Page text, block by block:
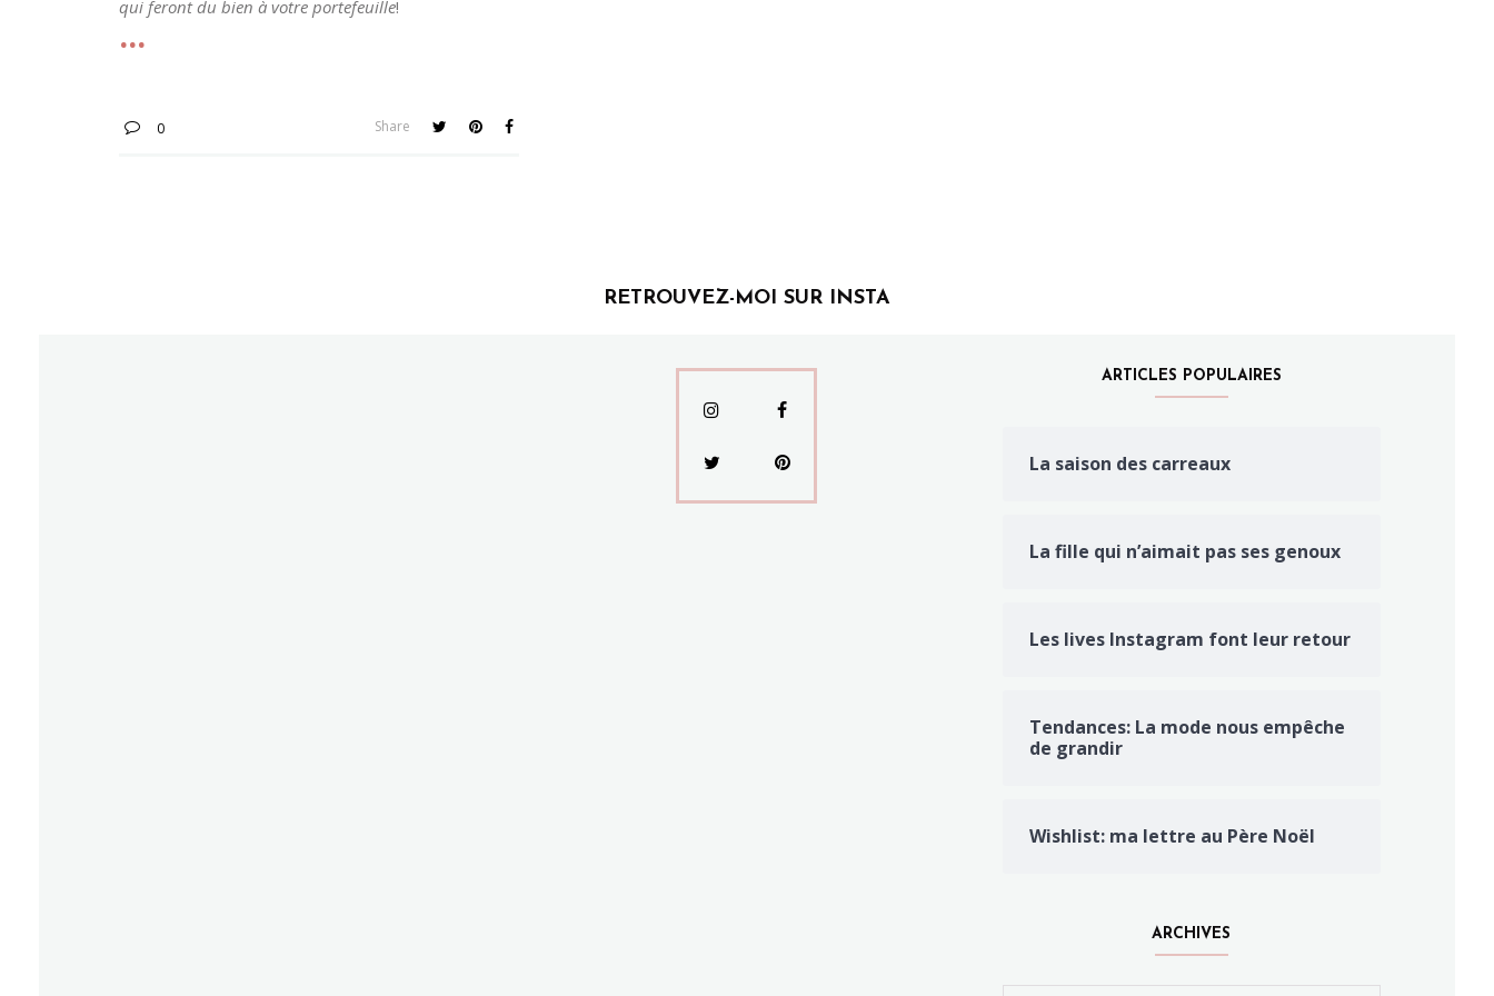
qui feront du bien à votre portefeuille!
0 Share
RETROUVEZ-MOI SUR INSTA
ARTICLES POPULAIRES
La saison des carreaux
La fille qui n’aimait pas ses genoux
Les lives Instagram font leur retour
Tendances: La mode nous empêche
de grandir
Wishlist: ma lettre au Père Noël
ARCHIVES